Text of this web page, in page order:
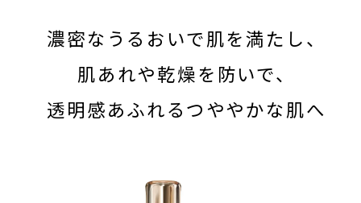
濃密なうるおいで肌を満たし、
肌あれや乾燥を防いで、
透明感あふれるつややかな肌へ